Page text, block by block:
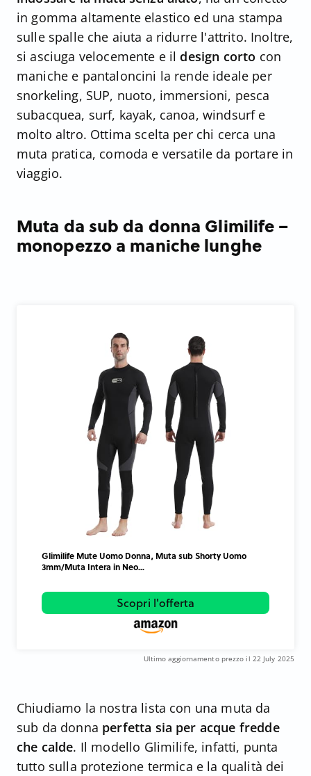
in gomma altamente elastico ed una stampa
sulle spalle che aiuta a ridurre l'attrito. Inoltre,
si asciuga velocemente e il design corto con
maniche e pantaloncini la rende ideale per
snorkeling, SUP, nuoto, immersioni, pesca
subacquea, surf, kayak, canoa, windsurf e
molto altro. Ottima scelta per chi cerca una
muta pratica, comoda e versatile da portare in
viaggio.
Muta da sub da donna Glimilife –
monopezzo a maniche lunghe
Glimilife Mute Uomo Donna, Muta sub Shorty Uomo
3mm/Muta Intera in Neo...
Scopri l'offerta
Ultimo aggiornamento prezzo il 22 July 2025
Chiudiamo la nostra lista con una muta da
sub da donna perfetta sia per acque fredde
che calde. Il modello Glimilife, infatti, punta
tutto sulla protezione termica e la qualità dei